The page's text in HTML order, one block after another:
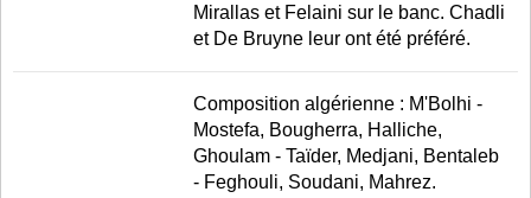
Mirallas et Felaini sur le banc. Chadli
et De Bruyne leur ont été préféré.
Composition algérienne : M'Bolhi -
Mostefa, Bougherra, Halliche,
Ghoulam - Taïder, Medjani, Bentaleb
- Feghouli, Soudani, Mahrez.